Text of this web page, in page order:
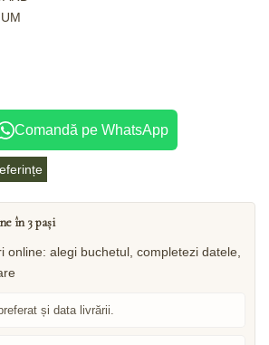
Comandă pe WhatsApp
în 3 pași
și data livrării.